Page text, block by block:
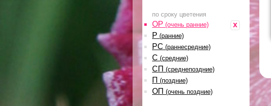
по сроку цветения
x
ОР (очень ранние)
Р (ранние)
РС (раннесредние)
С (средние)
СП (среднепоздние)
П (поздние)
ОП (очень поздние)